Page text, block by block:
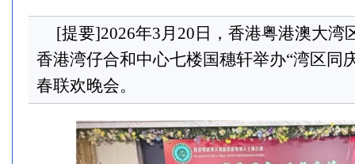
[提要]2026年3月20日，香港粤港澳大湾
香港湾仔合和中心七楼国穗轩举办“湾区同
春联欢晚会。